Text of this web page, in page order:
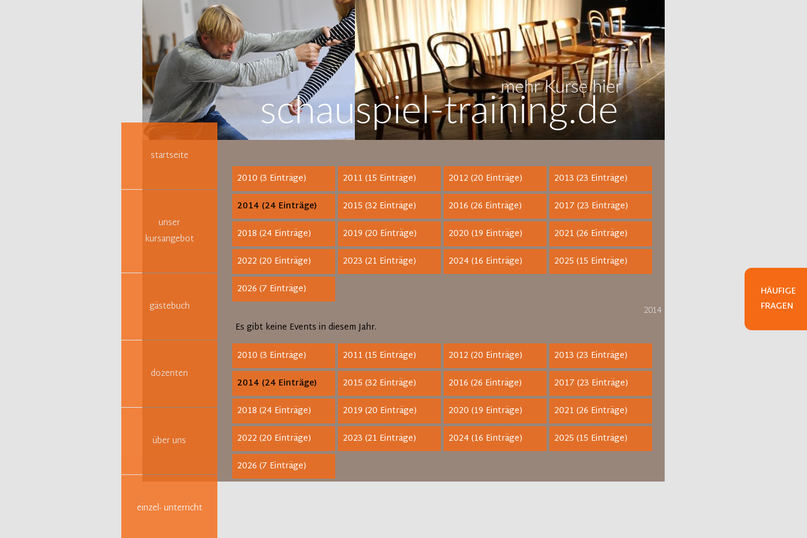
Navigation
überspringen
startseite
unser
kursangebot
gästebuch
dozenten
über uns
einzel- unterricht
2010 (3 Einträge) 2011 (15 Einträge) 2012 (20 Einträge)
2013 (23 Einträge)
2014 (24 Einträge)
2015 (32 Einträge) 2016 (26 Einträge)
2017 (23 Einträge)
2018 (24 Einträge)
2019 (20 Einträge) 2020 (19 Einträge)
2021 (26 Einträge)
2022 (20 Einträge)
2023 (21 Einträge) 2024 (16 Einträge)
2025 (15 Einträge)
2026 (7 Einträge)
2014
Es gibt keine Events in diesem Jahr.
2010 (3 Einträge)
2011 (15 Einträge) 2012 (20 Einträge)
2013 (23 Einträge)
2014 (24 Einträge)
2015 (32 Einträge) 2016 (26 Einträge)
2017 (23 Einträge)
2018 (24 Einträge)
2019 (20 Einträge) 2020 (19 Einträge)
2021 (26 Einträge)
2022 (20 Einträge)
2023 (21 Einträge) 2024 (16 Einträge)
2025 (15 Einträge)
2026 (7 Einträge)
HÄUFIGE
FRAGEN